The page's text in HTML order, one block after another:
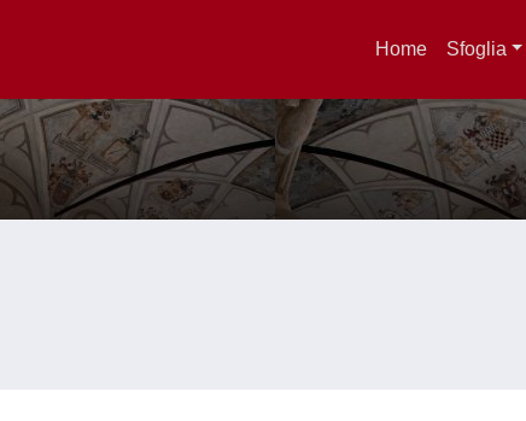
Home Sfoglia